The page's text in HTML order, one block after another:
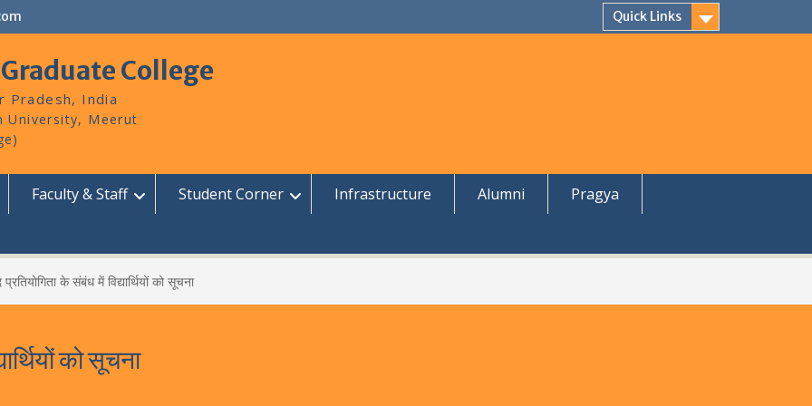
Quick Links
College
Pradesh, India
Faculty & Staff Student Corner Infrastructure Alumni
Pragya
के संबंध में विद्यार्थियों को सूचना
को सूचना